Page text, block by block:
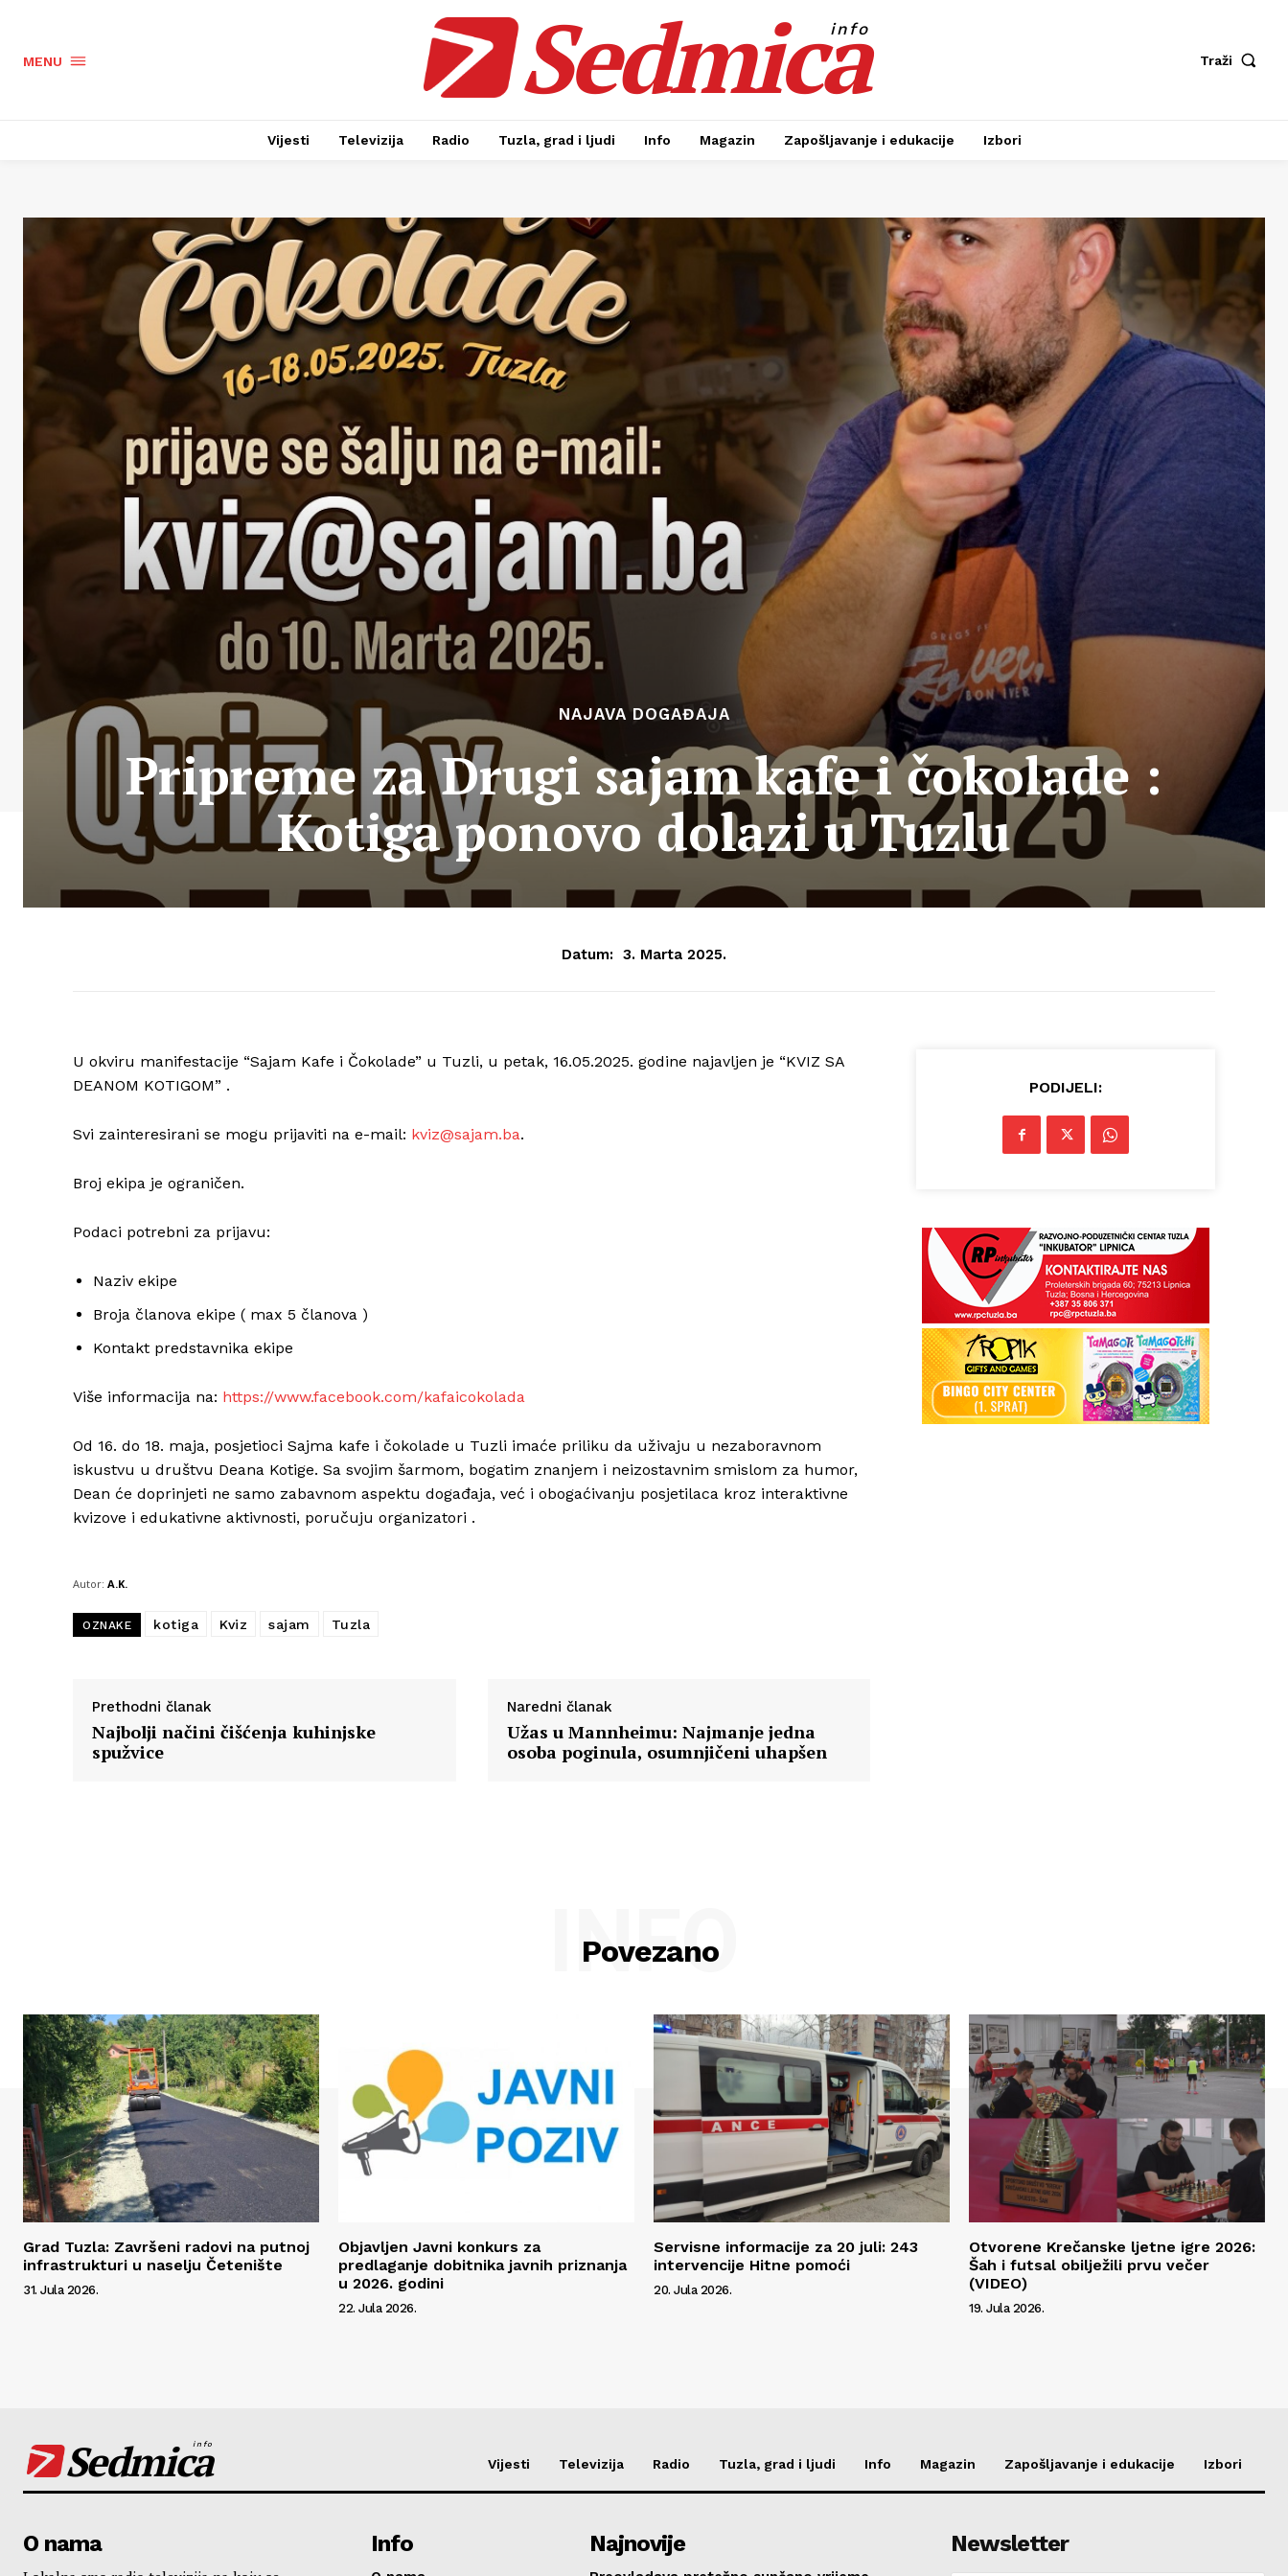
O nama
Kontakt
Impressum
MENU Sedmica
info
Traži
Vijesti Televizija Radio Tuzla, grad i ljudi Info Magazin Zapošljavanje i edukacije Izbori
NAJAVA DOGAĐAJA
Pripreme za Drugi sajam kafe i čokolade :
Kotiga ponovo dolazi u Tuzlu
Datum: 3. Marta 2025.
U okviru manifestacije “Sajam Kafe i Čokolade” u Tuzli, u petak, 16.05.2025. godine najavljen je “KVIZ SA
DEANOM KOTIGOM” .
Svi zainteresirani se mogu prijaviti na e-mail: kviz@sajam.ba.
Broj ekipa je ograničen.
Podaci potrebni za prijavu:
Naziv ekipe
Broja članova ekipe ( max 5 članova )
Kontakt predstavnika ekipe
Više informacija na: https://www.facebook.com/kafaicokolada
Od 16. do 18. maja, posjetioci Sajma kafe i čokolade u Tuzli imaće priliku da uživaju u nezaboravnom
iskustvu u društvu Deana Kotige. Sa svojim šarmom, bogatim znanjem i neizostavnim smislom za humor,
Dean će doprinjeti ne samo zabavnom aspektu događaja, već i obogaćivanju posjetilaca kroz interaktivne
kvizove i edukativne aktivnosti, poručuju organizatori .
Autor: A.K.
OZNAKE kotiga Kviz sajam Tuzla
Prethodni članak
Najbolji načini čišćenja kuhinjske
spužvice
Naredni članak
Užas u Mannheimu: Najmanje jedna
osoba poginula, osumnjičeni uhapšen
PODIJELI:
Povezano
INFO
Grad Tuzla: Završeni radovi na putnoj
infrastrukturi u naselju Četenište
31. Jula 2026.
Objavljen Javni konkurs za
predlaganje dobitnika javnih priznanja
u 2026. godini
22. Jula 2026.
Servisne informacije za 20 juli: 243
intervencije Hitne pomoći
20. Jula 2026.
Otvorene Krečanske ljetne igre 2026:
Šah i futsal obilježili prvu večer
(VIDEO)
19. Jula 2026.
Sedmica
info
Vijesti Televizija Radio Tuzla, grad i ljudi Info Magazin Zapošljavanje i edukacije Izbori
O nama Info Najnovije Newsletter